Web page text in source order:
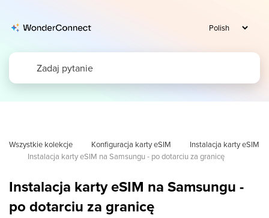
Wszystkie kolekcje Konfiguracja karty eSIM
Instalacja karty eSIM
Instalacja karty eSIM na Samsungu - po dotarciu za granicę
Instalacja karty eSIM na Samsungu -
po dotarciu za granicę